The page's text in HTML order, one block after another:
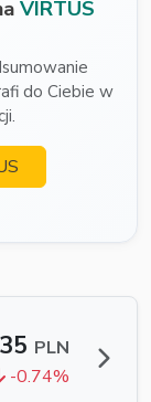
VIRTUS
do Ciebie w
PLN
-0.74%